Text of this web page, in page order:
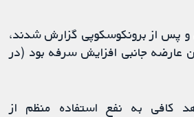
پس از برونکوسکوپی گزارش شدند،
عارضه جانبی افزایش سرفه بود (در
کافی به نفع استفاده منظم از